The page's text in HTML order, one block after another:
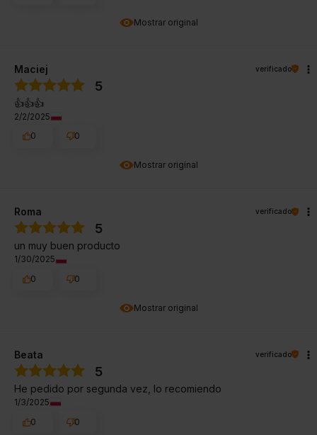
Mostrar original
Mostrar original
Maciej verificado
5
👍👍👍
2/2/2025
0
0
Mostrar original
Roma verificado
5
un muy buen producto
1/30/2025
0
0
Beata verificado
5
He pedido por segunda vez, lo recomiendo
1/3/2025
0
0